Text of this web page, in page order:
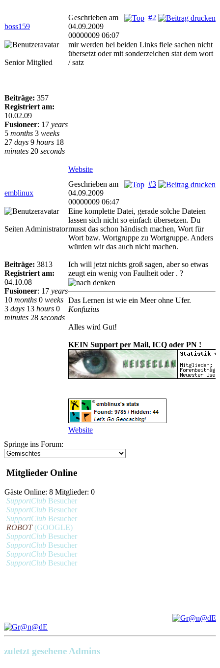
boss159
#2
Geschrieben am
04.09.2009
00000009 06:07
Senior Mitglied
Beiträge: 357
Registriert am:
10.02.09
Fusioneer: 17 years
5 months 3 weeks
27 days 9 hours 18
minutes 20 seconds
mir werden bei beiden Links fiele sachen nicht
übersetzt oder mit sonderzeichen stat dem wort
/ satz
Website
emblinux
#3
Geschrieben am
04.09.2009
00000009 06:47
Seiten Administrator
Beiträge: 3813
Registriert am:
04.10.08
Fusioneer: 17 years
10 months 0 weeks
3 days 13 hours 0
minutes 28 seconds
Eine komplette Datei, gerade solche Dateien
lassen sich nicht so einfach übersetzen. Du
musst das schon händisch machen, Wort für
Wort bzw. Wortgruppe zu Wortgruppe. Anders
würden wir das auch nicht machen.
Ich will jetzt nichts groß sagen, aber so etwas
zeugt ein wenig von Faulheit oder . ?
Das Lernen ist wie ein Meer ohne Ufer.
Konfuzius
Alles wird Gut!
KEIN Support per Mail, ICQ oder PN !
Website
Springe ins Forum:
Mitglieder Online
Gäste Online: 8 Mitglieder: 0
SupportClub Besucher
SupportClub Besucher
SupportClub Besucher
ROBOT(GOOGLE)
SupportClub Besucher
SupportClub Besucher
SupportClub Besucher
SupportClub Besucher
zuletzt gesehene Admins